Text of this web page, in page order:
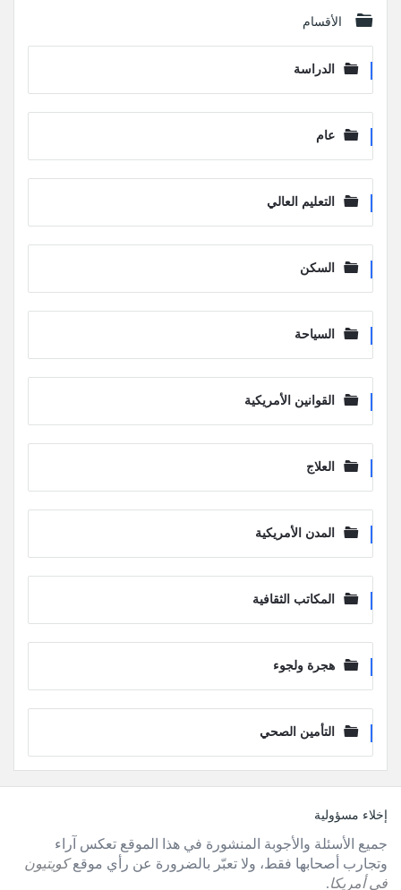
الأقسام
الدراسة
عام
التعليم العالي
السكن
السياحة
القوانين الأمريكية
العلاج
المدن الأمريكية
المكاتب الثقافية
هجرة ولجوء
التأمين الصحي
الفوترإخلاء مسؤولية
جميع الأسئلة والأجوبة المنشورة في هذا الموقع تعكس آراء
وتجارب أصحابها فقط، ولا تعبّر بالضرورة عن رأي موقعكويتيون
في أمريكا.